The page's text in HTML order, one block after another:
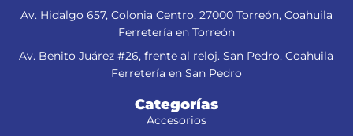
Av. Hidalgo 657, Colonia Centro, 27000 Torreón, Coahuila
Ferretería en Torreón
Av. Benito Juárez #26, frente al reloj. San Pedro, Coahuila
Ferretería en San Pedro
Categorías
Accesorios